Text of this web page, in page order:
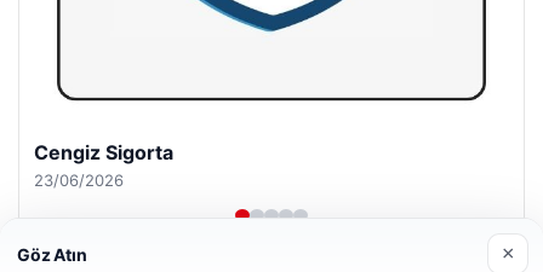
Hastaş Beton
26/05/2026
Göz Atın ×